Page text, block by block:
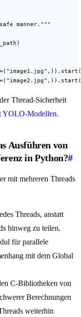
manner."""
Thread-Sicherheit
YOLO-Modellen.
Ausführen von
in Python?#
mit mehreren Threads
Threads, anstatt
hinweg zu teilen.
für parallele
mit dem Global
C-Bibliotheken von
Berechnungen
weiterhin